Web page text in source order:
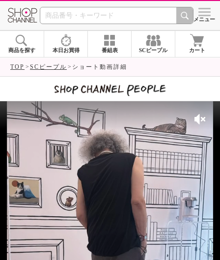
SHOP CHANNEL シメニュー
商品を探す 本日お買得 番組表 SCピープル カート
TOP SCピープル ショート動画詳細